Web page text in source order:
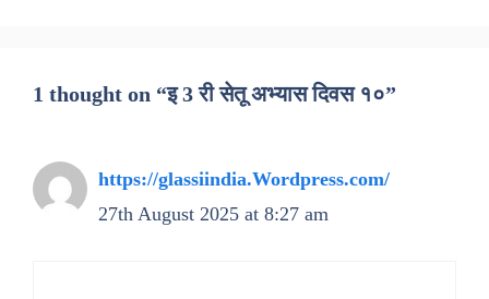
1 thought on “इ 3 री सेतू अभ्यास दिवस १०”
https://glassiindia.Wordpress.com/
27th August 2025 at 8:27 am